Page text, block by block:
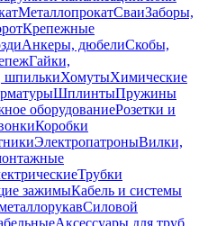
МеталлопрокатСваиЗаборы,
Крепежные
Анкеры, дюбелиСкобы,
Гайки,
шпилькиХомутыХимические
ШплинтыПружины
оборудованиеРозетки и
Коробки
ЭлектропатроныВилки,
Трубки
зажимыКабель и системы
Силовой
Аксессуары для труб,